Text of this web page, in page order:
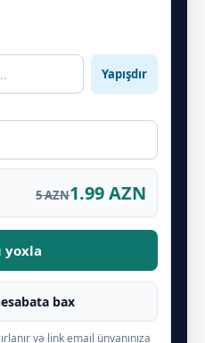
Yapışdır
5 AZN1.99 AZN
yoxla
bax
və link email ünvanınıza